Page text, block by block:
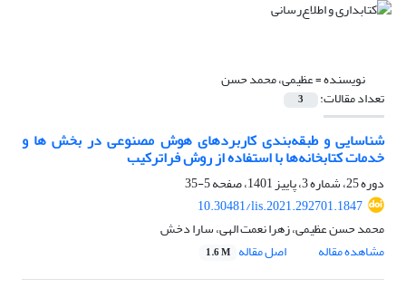
نویسنده =عظیمی، محمد حسن
تعداد مقالات: 3
شناسایی و طبقه‌بندی کاربردهای هوش مصنوعی در بخش ها و
خدمات کتابخانه‌ها با استفاده از روش فراترکیب
دوره 25، شماره 3، پاییز 1401، صفحه
5-35
10.30481/lis.2021.292701.1847
محمد حسن عظیمی، زهرا نعمت الهی، سارا دخش
مشاهده مقاله
اصل مقاله 1.6 M